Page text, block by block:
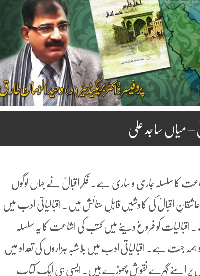
– میاں ساجد علی
اشاعت کا سلسلہ جاری و ساری ہے۔ فکرِ اقبالؒ نے جہاں لوگوں
اقبالؒ کی کاوشیں قابلِ ستائش ہیں۔ اقبالیاتی ادب میں
اقبالیات کو فروغ دینے میں کتب کی اشاعت کا یہ سلسلہ
ہمہ جہت ہے۔ اقبالیاتی ادب میں بلاشبہ ہزاروں کی تعداد میں
پر اپنے گہرے نقوش چھوڑے ہیں۔ ایسی ہی ایک کتاب